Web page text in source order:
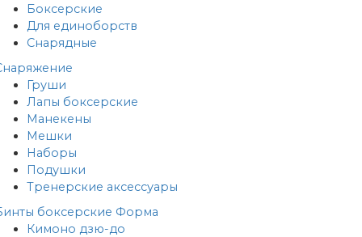
Боксерские
Для единоборств
Снарядные
Груши
Лапы боксерские
Манекены
Мешки
Наборы
Подушки
Тренерские аксессуары
боксерские Форма
Кимоно дзю-до